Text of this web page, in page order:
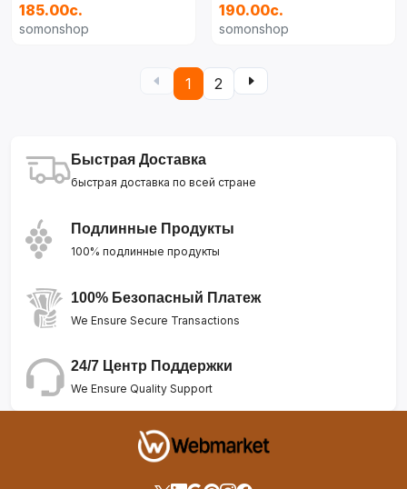
185.00с.
somonshop
190.00с.
somonshop
1 2
Быстрая Доставка
быстрая доставка по всей стране
Подлинные Продукты
100% подлинные продукты
100% Безопасный Платеж
We Ensure Secure Transactions
24/7 Центр Поддержки
We Ensure Quality Support